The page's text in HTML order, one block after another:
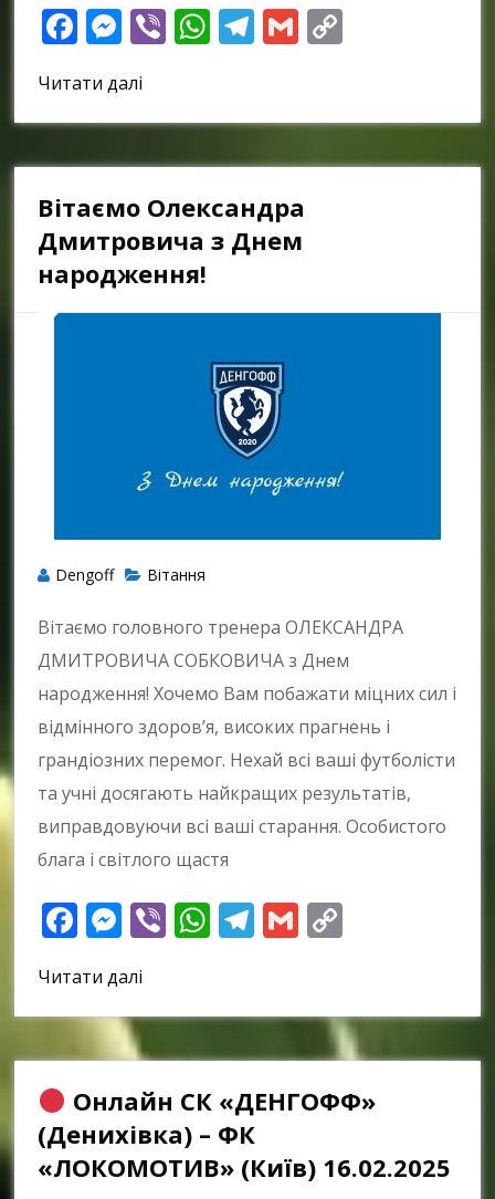
Facebook
Messenger
ViberWhatsApp
Telegram
Gmail
Читати далі
Вітаємо Олександра
Дмитровича з Днем
народження!
Dengoff Вітання
Вітаємо головного тренера ОЛЕКСАНДРА
ДМИТРОВИЧА СОБКОВИЧА з Днем
народження! Хочемо Вам побажати міцних сил і
відмінного здоров’я, високих прагнень і
грандіозних перемог. Нехай всі ваші футболісти
та учні досягають найкращих результатів,
виправдовуючи всі ваші старання. Особистого
блага і світлого щастя
Facebook
Messenger
ViberWhatsApp
Telegram
Gmail
Читати далі
Онлайн СК «ДЕНГОФФ»
(Денихівка) – ФК
«ЛОКОМОТИВ» (Київ) 16.02.2025